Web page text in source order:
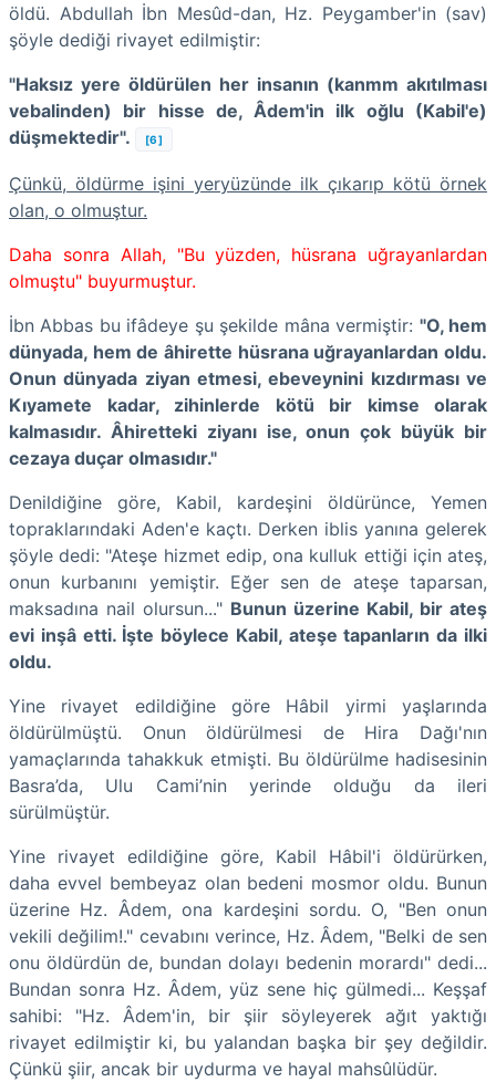
öldü. Abdullah İbn Mesûd-dan, Hz. Peygamber'in (sav)
şöyle dediği rivayet edilmiştir:
"Haksız yere öldürülen her insanın (kanmm akıtılması
vebalinden) bir hisse de, Âdem'in ilk oğlu (Kabil'e)
düşmektedir".
[6]
Çünkü, öldürme işini yeryüzünde ilk çıkarıp kötü örnek
olan, o olmuştur.
Daha sonra Allah, "Bu yüzden, hüsrana uğrayanlardan
olmuştu" buyurmuştur.
İbn Abbas bu ifâdeye şu şekilde mâna vermiştir: "O, hem
dünyada, hem de âhirette hüsrana uğrayanlardan oldu.
Onun dünyada ziyan etmesi, ebeveynini kızdırması ve
Kıyamete kadar, zihinlerde kötü bir kimse olarak
kalmasıdır. Âhiretteki ziyanı ise, onun çok büyük bir
cezaya duçar olmasıdır."
Denildiğine göre, Kabil, kardeşini öldürünce, Yemen
topraklarındaki Aden'e kaçtı. Derken iblis yanına gelerek
şöyle dedi: "Ateşe hizmet edip, ona kulluk ettiği için ateş,
onun kurbanını yemiştir. Eğer sen de ateşe taparsan,
maksadına nail olursun..." Bunun üzerine Kabil, bir ateş
evi inşâ etti. İşte böylece Kabil, ateşe tapanların da ilki
oldu.
Yine rivayet edildiğine göre Hâbil yirmi yaşlarında
öldürülmüştü. Onun öldürülmesi de Hira Dağı'nın
yamaçlarında tahakkuk etmişti. Bu öldürülme hadisesinin
Basra’da, Ulu Cami’nin yerinde olduğu da ileri
sürülmüştür.
Yine rivayet edildiğine göre, Kabil Hâbil'i öldürürken,
daha evvel bembeyaz olan bedeni mosmor oldu. Bunun
üzerine Hz. Âdem, ona kardeşini sordu. O, "Ben onun
vekili değilim!." cevabını verince, Hz. Âdem, "Belki de sen
onu öldürdün de, bundan dolayı bedenin morardı" dedi...
Bundan sonra Hz. Âdem, yüz sene hiç gülmedi... Keşşaf
sahibi: "Hz. Âdem'in, bir şiir söyleyerek ağıt yaktığı
rivayet edilmiştir ki, bu yalandan başka bir şey değildir.
Çünkü şiir, ancak bir uydurma ve hayal mahsûlüdür.